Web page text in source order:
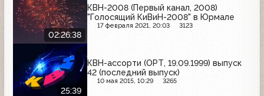
02:26:38
КВН-2008 (Первый канал, 2008)
"Голосящий КиВиН-2008" в Юрмале
17 февраля 2021, 20:03 3123
25:39
КВН-ассорти (ОРТ, 19.09.1999) выпуск
42 (последний выпуск)
10 мая 2015, 10:29 3265